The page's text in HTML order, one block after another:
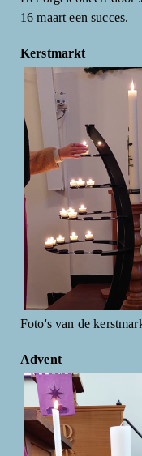
16 maart een succes.
Kerstmarkt
Foto's van de
Advent